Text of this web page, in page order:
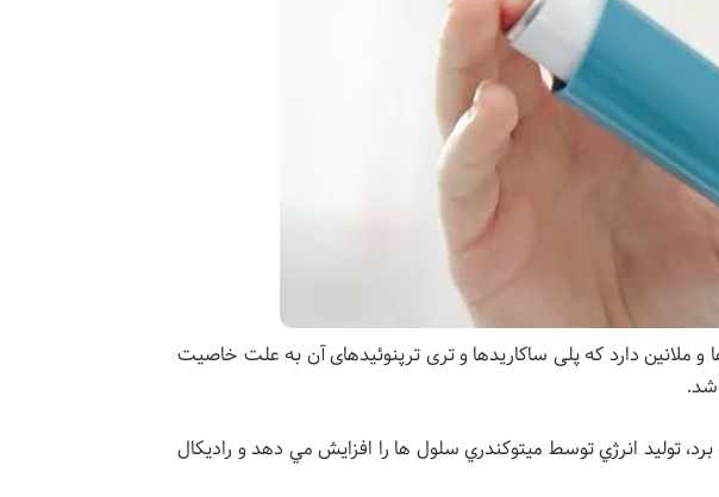
و ملانین دارد که پلی ساکاریدها و تری ترپنوئیدهای آن به علت خاصیت
توليد انرژي توسط ميتوکندري سلول ها را افزايش مي دهد و راديکال